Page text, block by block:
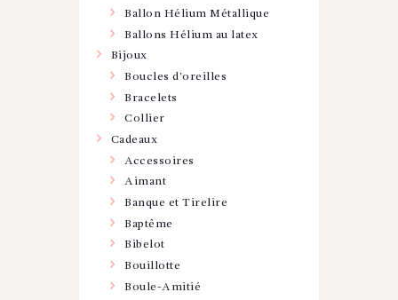
Ballon Hélium Métallique
Ballons Hélium au latex
Bijoux
Boucles d'oreilles
Bracelets
Collier
Cadeaux
Accessoires
Aimant
Banque et Tirelire
Baptême
Bibelot
Bouillotte
Boule-Amitié